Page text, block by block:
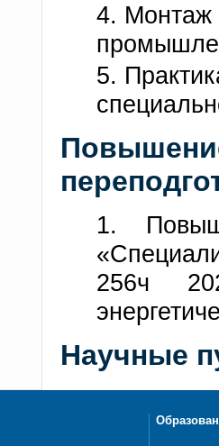
4. Монтаж
5.
1.
256ч
Научные